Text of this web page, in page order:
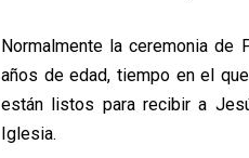
Normalmente la ceremonia
años de edad, tiempo en el
están listos para recibir a
Iglesia.